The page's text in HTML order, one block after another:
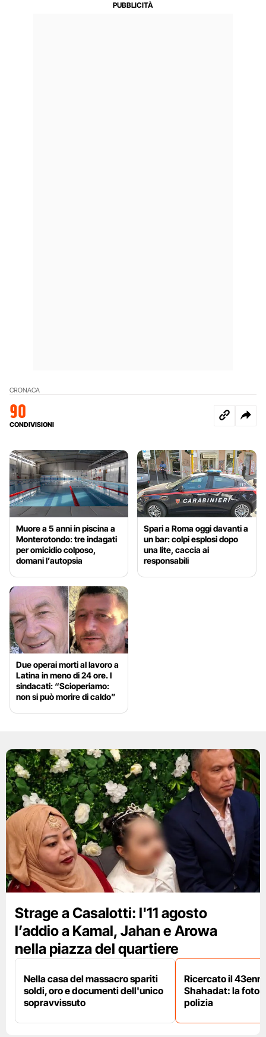
CRONACA
90
CONDIVISIONI
Muore a 5 anni in piscina a
Monterotondo: tre indagati
per omicidio colposo,
domani l’autopsia
Spari a Roma oggi davanti a
un bar: colpi esplosi dopo
una lite, caccia ai
responsabili
Due operai morti al lavoro a
Latina in meno di 24 ore. I
sindacati: “Scioperiamo:
non si può morire di caldo”
Strage a Casalotti: l'11 agosto
l’addio a Kamal, Jahan e Arowa
nella piazza del quartiere
Nella casa del massacro spariti
soldi, oro e documenti dell'unico
sopravvissuto
Ricercato il
Shahadat: la foto
polizia